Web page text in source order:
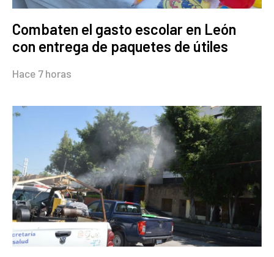
Combaten el gasto escolar en León
con entrega de paquetes de útiles
Hace 7 horas